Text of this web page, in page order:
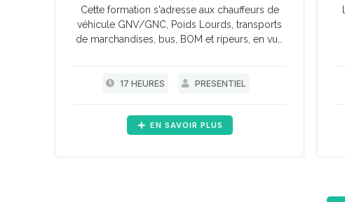
Cette formation s'adresse aux chauffeurs de
véhicule GNV/GNC, Poids Lourds, transports
de marchandises, bus, BOM et ripeurs, en vue
17 HEURES PRESENTIEL
EN SAVOIR PLUS